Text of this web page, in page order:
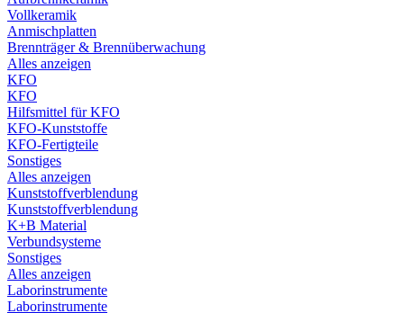
Vollkeramik
Anmischplatten
Brennträger & Brennüberwachung
Alles anzeigen
KFO
KFO
Hilfsmittel für KFO
KFO-Kunststoffe
KFO-Fertigteile
Sonstiges
Alles anzeigen
Kunststoffverblendung
Kunststoffverblendung
K+B Material
Verbundsysteme
Sonstiges
Alles anzeigen
Laborinstrumente
Laborinstrumente